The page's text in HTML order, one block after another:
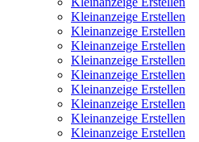
Kleinanzeige Erstellen
Kleinanzeige Erstellen
Kleinanzeige Erstellen
Kleinanzeige Erstellen
Kleinanzeige Erstellen
Kleinanzeige Erstellen
Kleinanzeige Erstellen
Kleinanzeige Erstellen
Kleinanzeige Erstellen